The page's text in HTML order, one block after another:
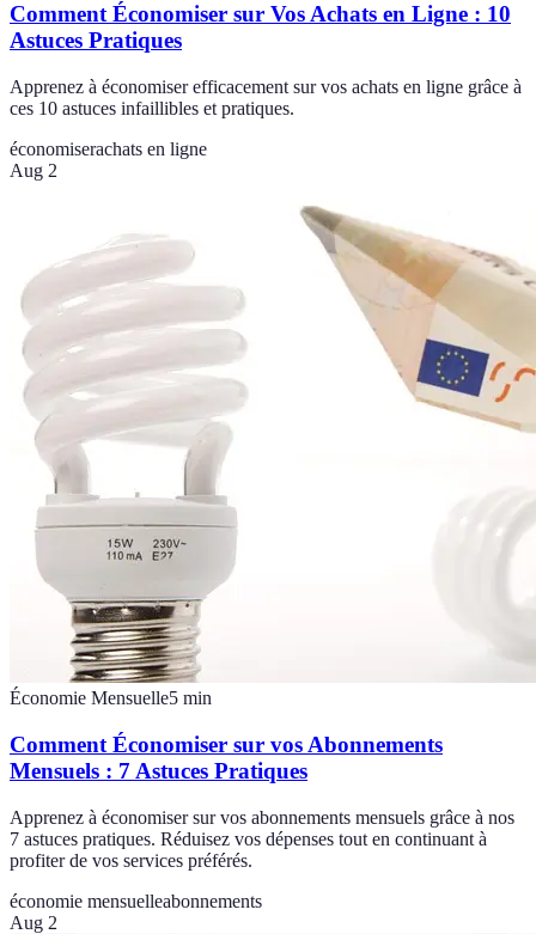
Comment Économiser sur Vos Achats en Ligne : 10
Astuces Pratiques
Apprenez à économiser efficacement sur vos achats en ligne grâce à
ces 10 astuces infaillibles et pratiques.
économiserachats en ligne
Aug 2
Économie Mensuelle5 min
Comment Économiser sur vos Abonnements
Mensuels : 7 Astuces Pratiques
Apprenez à économiser sur vos abonnements mensuels grâce à nos
7 astuces pratiques. Réduisez vos dépenses tout en continuant à
profiter de vos services préférés.
économie mensuelleabonnements
Aug 2